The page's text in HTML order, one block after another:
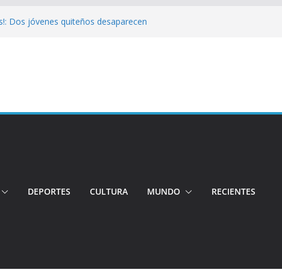
Dos jóvenes quiteños desaparecen
operarán el Trolebús y la Ecovía
Pichincha presenta la quinta edición
DEPORTES CULTURA MUNDO RECIENTES